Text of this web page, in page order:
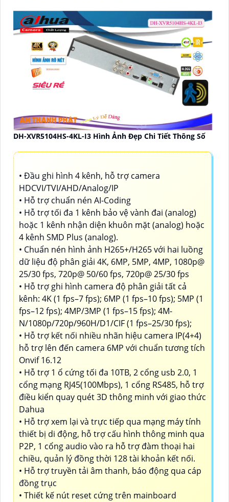
DH-XVR5104HS-4KL-I3 Hình Ảnh Đẹp Chi Tiết Thông Số
• Đầu ghi hình 4 kênh, hỗ trợ camera
HDCVI/TVI/AHD/Analog/IP
• Hỗ trợ chuẩn nén AI-Coding
• Hỗ trợ tối đa 1 kênh bảo vệ vành đai (analog)
hoặc 1 kênh nhận diện khuôn mặt (analog) hoặc
4 kênh SMD Plus (analog).
• Chuẩn nén hình ảnh H265+/H265 với hai luồng
dữ liệu độ phân giải 4K, 6MP, 5MP, 4MP, 1080p@
25/30 fps, 720p@ 50/60 fps, 720p@ 25/30 fps
• Hỗ trợ ghi hình camera độ phân giải tất cả
kênh: 4K (1 fps–7 fps); 6MP (1 fps–10 fps); 5MP (1
fps–12 fps); 4MP/3MP (1 fps–15 fps); 4M-
N/1080p/720p/960H/D1/CIF (1 fps–25/30 fps);
• Hỗ trợ kết nối nhiều nhãn hiệu camera IP(4+4)
hỗ trợ lên đến camera 6MP với chuẩn tương tích
Onvif 16.12
• Hỗ trợ 1 ổ cứng tối đa 10TB, 2 cổng usb 2.0, 1
cổng mạng RJ45(100Mbps), 1 cổng RS485, hỗ trợ
điều kiển quay quét 3D thông minh với giao thức
Dahua
• Hỗ trợ xem lại và trực tiếp qua mạng máy tính
thiết bị di động, hỗ trợ cấu hình thông minh qua
P2P, 1 cổng audio vào ra hỗ trợ đàm thoại hai
chiều, quản lý đồng thời 128 tài khoản kết nối.
• Hỗ trợ truyền tải âm thanh, báo động qua cáp
đồng trục
• Thiết kế nút reset cứng trên mainboard